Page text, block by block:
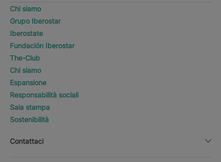
Chi siamo
Grupo Iberostar
Iberostate
Fundación Iberostar
The-Club
Chi siamo
Espansione
Responsabilità sociali
Sala stampa
Sostenibilità
Contattaci